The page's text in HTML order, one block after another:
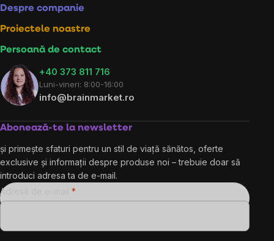
Despre companie
Proiectele noastre
Persoană de contact
+40 373 811 716
Luni-vineri: 8:00-16:00
info@brainmarket.ro
Abonează-te la newsletter
și primește sfaturi pentru un stil de viață sănătos, oferte
exclusive și informații despre produse noi – trebuie doar să
introduci adresa ta de e-mail.
Adresă de e-mail